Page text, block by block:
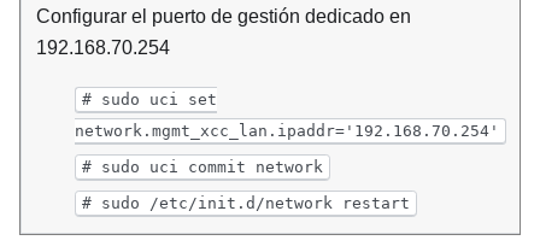
Configurar el puerto de gestión dedicado en
192.168.70.254
# sudo uci set
network.mgmt_xcc_lan.ipaddr='192.168.70.254'
# sudo uci commit network
# sudo /etc/init.d/network restart